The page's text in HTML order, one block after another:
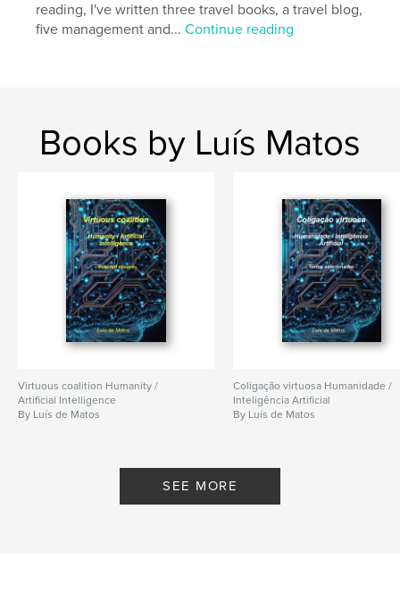
LanguagePortuguese
Keywords
Viajar de carro Viajar , Viagem ,
reading, I've written three travel books, a travel blog,
five management and...Continue reading
Books by Luís Matos
Virtuous coalition Humanity /
Artificial Intelligence
By Luís de Matos
Coligação virtuosa Humanidade /
Inteligência Artificial
By Luís de Matos
SEE MORE